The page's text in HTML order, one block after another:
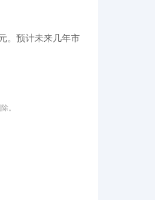
。预计未来几年市
。